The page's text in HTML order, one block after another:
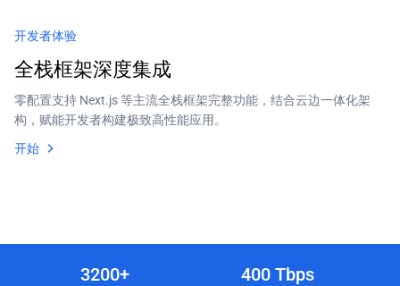
开发者体验
全栈框架深度集成
零配置支持 Next.js 等主流全栈框架完整功能，结合云边一体化架
构，赋能开发者构建极致高性能应用。
开始
3200+ 400 Tbps